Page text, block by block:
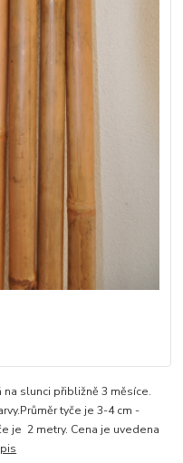
slunci přibližně 3 měsíce.
tyče je 3-4 cm -
je 2 metry. Cena je uvedena